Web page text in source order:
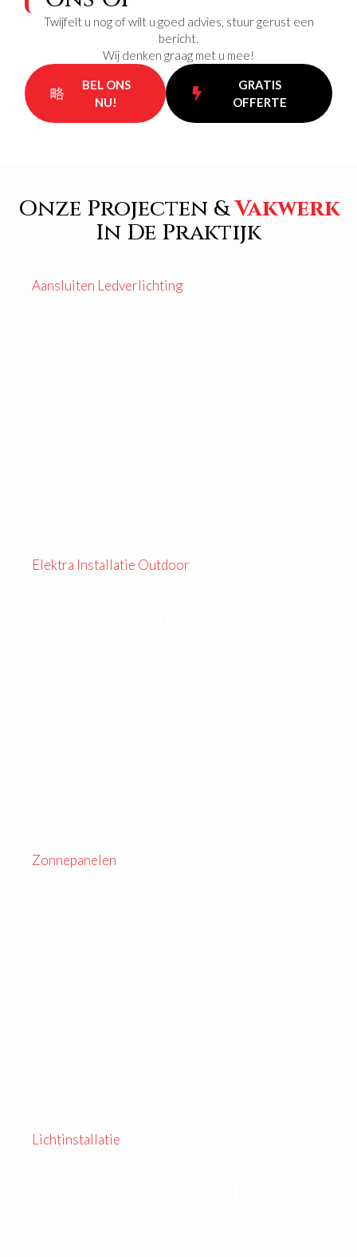
Twijfelt u nog of wilt u goed advies, stuur gerust een
bericht.
Wij denken graag met u mee!
BEL ONS
NU!
GRATIS
OFFERTE
Onze Projecten &Vakwerk
In De Praktijk
Aansluiten Ledverlichting
Elektra Installatie Outdoor
Zonnepanelen
Lichtinstallatie